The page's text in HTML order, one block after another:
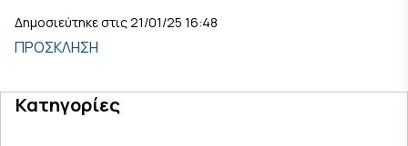
Δημοσιεύτηκε στις 21/01/25 16:48
ΠΡΟΣΚΛΗΣΗ
Κατηγορίες